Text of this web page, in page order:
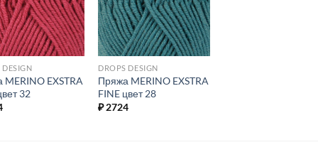
DESIGN
MERINO EXSTRA
32
DROPS DESIGN
Пряжа MERINO EXSTRA
FINE цвет 28
₽2724